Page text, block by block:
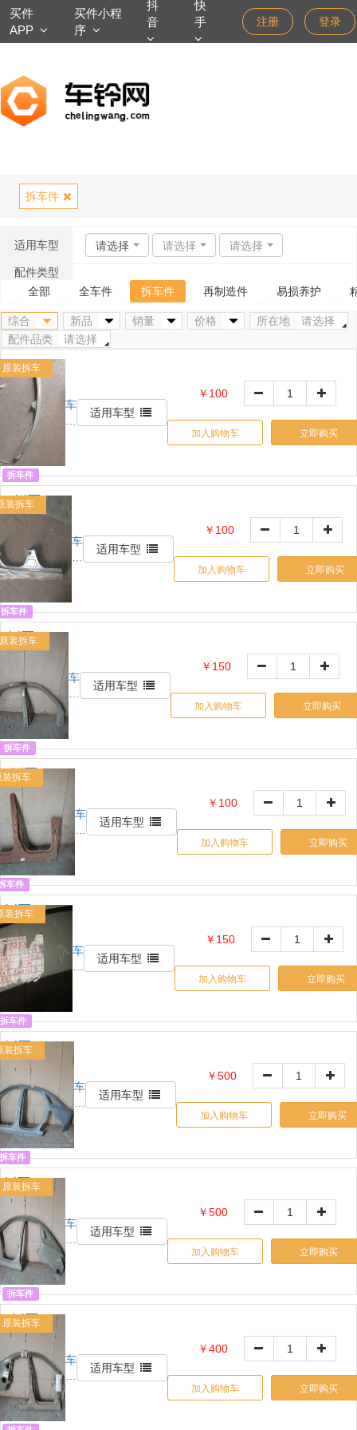
买件
APP
买件小程
序
抖
音
快
手
注册 登录
拆车件
适用车型 请选择 请选择 请选择
配件类型
全部
全车件 拆车件 再制造件 易损养护
综合 新品 销量 价格 所在地
请选择
配件品类
请选择
原装拆车
拆车件
R侧围A
22851190
车
适用车型
￥100
加入购物车 立即购买
装拆车
拆车件
侧围BC
车
适用车型
￥100
加入购物车 立即购买
原装拆车
拆车件
R侧围
AB
OE:
561809606
车
适用车型
￥150
加入购物车 立即购买
装拆车
车件
围B
车
适用车型
￥100
加入购物车 立即购买
装拆车
拆车件
围AB
车
适用车型
￥150
加入购物车 立即购买
装拆车
车件
围ABD
车
网
自
营
适用车型
￥500
加入购物车 立即购买
原装拆车
拆车件
L侧围
ABC
OE:
26241145
车
适用车型
￥500
加入购物车 立即购买
原装拆车
车
适用车型
￥400
加入购物车 立即购买